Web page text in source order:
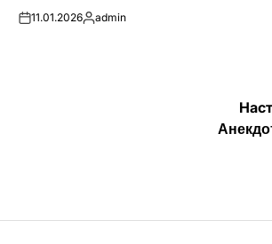
on11.01.2026Опубліковано
admin